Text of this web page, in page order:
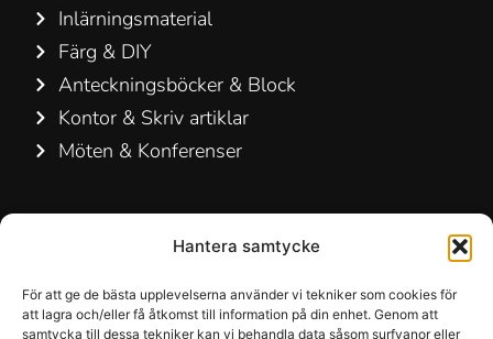
Hantera samtycke
För att ge de bästa upplevelserna använder vi tekniker som cookies för
att lagra och/eller få åtkomst till information på din enhet. Genom att
samtycka till dessa tekniker kan vi behandla data såsom surfvanor eller
Inlärningsmaterial
Färg & DIY
Anteckningsböcker & Block
Kontor & Skriv artiklar
Möten & Konferenser
Hirsemarken 5, st. th.
3520 Farum